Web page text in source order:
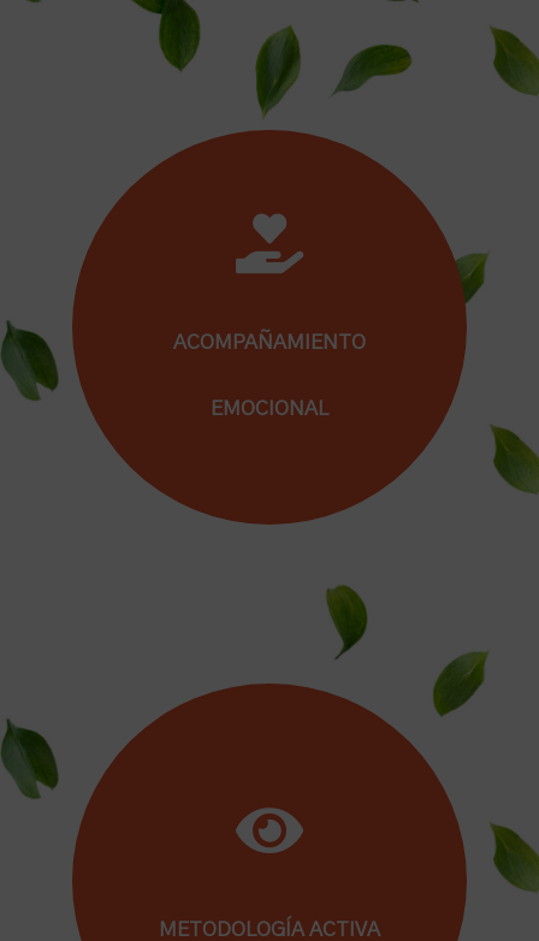
Porque piensas que el doble itinerario
formativo España/USA aumenta y mejora las
ACOMPAÑAMIENTO
EMOCIONAL
Porque aspiras a que tus hijos/as se sientan
bien acompañados emocionalmente,
además de académicamente.
METODOLOGÍA ACTIVA